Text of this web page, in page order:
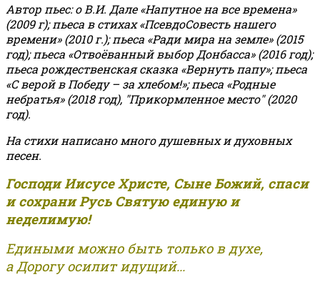
Автор пьес: о В.И. Дале «Напутное на все времена»
(2009 г); пьеса в стихах «ПсевдоСовесть нашего
времени» (2010 г.); пьеса «Ради мира на земле» (2015
год); пьеса «Отвоёванный выбор Донбасса» (2016 год);
пьеса рождественская сказка «Вернуть папу»; пьеса
«С верой в Победу – за хлебом!»;пьеса «Родные
небратья» (2018 год), "Прикормленное место" (2020
год).
На стихи написано много душевных и духовных
песен.
Господи Иисусе Христе, Сыне Божий, спаси
и сохрани Русь Святую единую и
неделимую!
Едиными можно быть только в духе,
а Дорогу осилит идущий...